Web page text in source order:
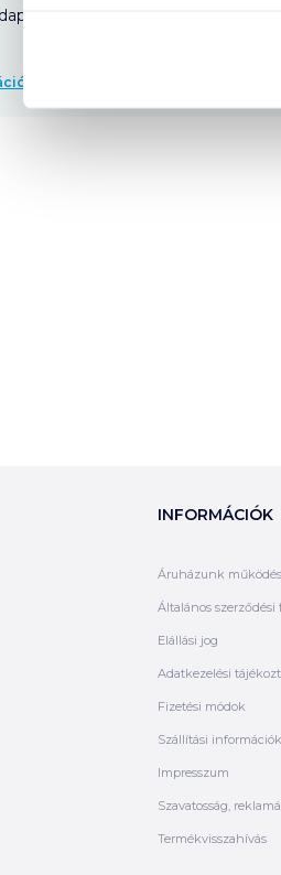
és környékére szállítható
INFORMÁCIÓK
Áruházunk
Általános szerződési
Elállási jog
Adatkezelési
Fizetési módok
Szállítási információk
Impresszum
Szavatosság,
Termékvisszahívás